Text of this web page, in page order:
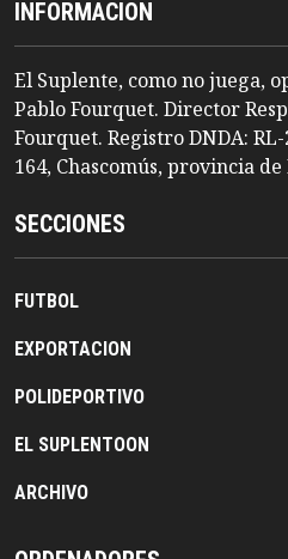
INFORMACION
El Suplente, como no juega,
Pablo Fourquet. Director
Fourquet. Registro DNDA:
164, Chascomús, provincia
SECCIONES
FUTBOL
EXPORTACION
POLIDEPORTIVO
EL SUPLENTOON
ARCHIVO